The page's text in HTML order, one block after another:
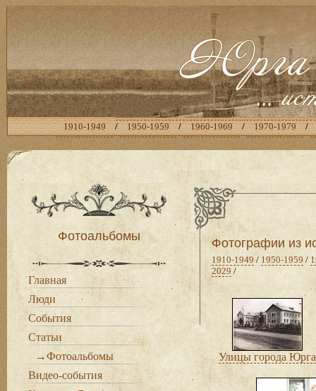
1910-1949 / 1950-1959 / 1960-1969 / 1970-1979 /
Фотоальбомы
Главная
Люди
События
Статьи
→Фотоальбомы
Видео-события
Фотографии из
1910-1949 / 1950-1959 /
2029 /
Улицы города Юрга